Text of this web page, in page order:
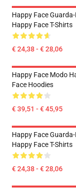
Happy Face
Happy Face T-Shirts
€ 24,38 - € 28,06
Happy Face Modo
Face Hoodies
€ 39,51 - € 45,95
Happy Face
Happy Face T-Shirts
€ 24,38 - € 28,06